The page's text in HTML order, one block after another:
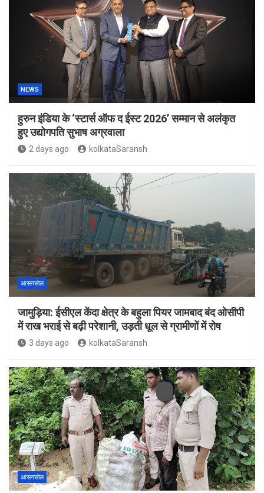
NEWS
हुरुन इंडिया के ‘स्टार्स ऑफ द ईस्ट 2026’ सम्मान से अलंकृत
हुए उद्योगपति सुभाष अग्रवाला
2 days ago kolkataSaransh
आसनसोल
जामुड़िया: ईसीएल केंदा क्षेत्र के बहुला पियर जामबाद बंद ओसीपी
में राख भराई से बढ़ी परेशानी, उड़ती धूल से ग्रामीणों में रोष
3 days ago kolkataSaransh
आसनसोल